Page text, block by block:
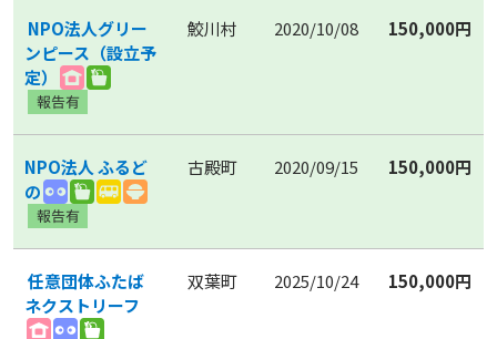
NPO法人グリー
ンピース（設立予
定）
鮫川村 2020/10/08 150,000円
NPO法人 ふるど
の
古殿町 2020/09/15 150,000円
任意団体ふたば
ネクストリーフ
双葉町 2025/10/24 150,000円